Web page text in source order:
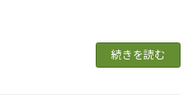
続きを読む